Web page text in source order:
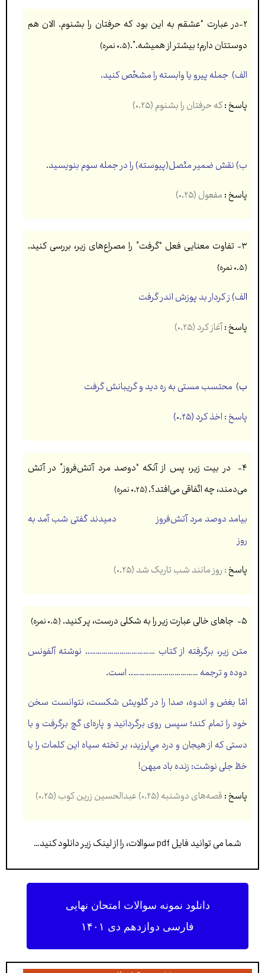
۲-در عبارت “عشقم به اين بود که حرفتان را بشنوم. الان هم
دوستتان دارم؛ بيشتر از هميشه.”.(۰.۵ نمره)
الف) جمله پيرو يا وابسته را مشخّص کنيد.
پاسخ :که حرفتان را بشنوم (۰.۲۵)
ب) نقش ضمير متّصل(پيوسته) را در جمله سوم بنويسيد.
پاسخ :مفعول (۰.۲۵)
۳- تفاوت معنايی فعل “گرفت” را مصراع‌های زير، بررسی کنيد.
(۰.۵ نمره)
الف)ز کردار بد پوزش اندر گرفت
پاسخ :آغاز کرد (۰.۲۵)
ب) محتسب مستی به ره ديد و گريبانش گرفت
پاسخ : اخذ کرد (۰.۲۵)
۴- در بيت زير، پس از آنکه “دوصد مرد آتش‌فروز” در آتش
می‌دمند، چه اتّفاقی می‌افتد؟.(۰.۲۵ نمره)
بيامد دوصد مرد آتش‌فروز دميدند گفتی شب آمد به
روز
پاسخ: روز مانند شب تاریک شد (۰.۲۵)
۵- جاهای خالی عبارت زير را به شکلی درست، پر کنيد. (۰.۵ نمره)
متن زير، برگرفته از کتاب …………………………….. نوشته آلفونس
دوده و ترجمه …………………………….. است.
امّا بغض و اندوه، صدا را در گلويش شکست، نتوانست سخن
خود را تمام کند؛ سپس روی برگردانيد و پاره‌ای گچ برگرفت و با
دستی که از هيجان و درد مي‌لرزيد، بر تخته سياه اين کلمات را با
خطّ جلی نوشت: زنده باد ميهن!
پاسخ :قصه‌های دوشنبه (۰.۲۵) عبدالحسین زرین کوب (۰.۲۵)
شما می توانید فایل pdf سوالات، را از لینک زیر دانلود کنید…
دانلود نمونه سوالات امتحان نهایی
فارسی دوازدهم دی ۱۴۰۱